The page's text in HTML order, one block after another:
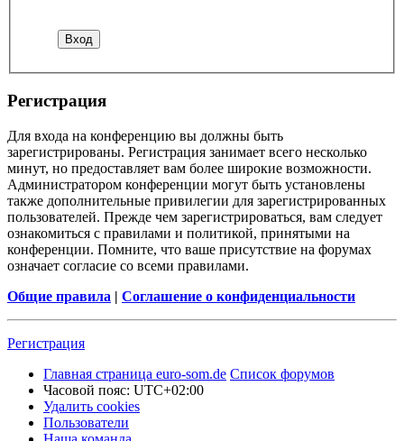
Регистрация
Для входа на конференцию вы должны быть
зарегистрированы. Регистрация занимает всего несколько
минут, но предоставляет вам более широкие возможности.
Администратором конференции могут быть установлены
также дополнительные привилегии для зарегистрированных
пользователей. Прежде чем зарегистрироваться, вам следует
ознакомиться с правилами и политикой, принятыми на
конференции. Помните, что ваше присутствие на форумах
означает согласие со всеми правилами.
Общие правила | Соглашение о конфиденциальности
Регистрация
Главная страница euro-som.de Список форумов
Часовой пояс: UTC+02:00
Удалить cookies
Пользователи